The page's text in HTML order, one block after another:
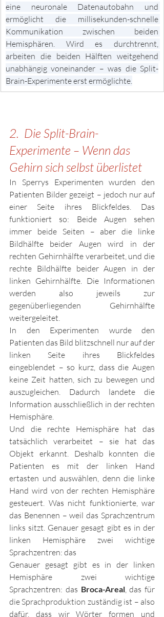
eine neuronale Datenautobahn und
ermöglicht die millisekunden-schnelle
Kommunikation zwischen beiden
Hemisphären. Wird es durchtrennt,
arbeiten die beiden Hälften weitgehend
unabhängig voneinander – was die Split-
Brain-Experimente erst ermöglichte.
2.  Die Split-Brain-
Experimente – Wenn das
Gehirn sich selbst überlistet
In Sperrys Experimenten wurden den
Patienten Bilder gezeigt – jedoch nur auf
einer Seite ihres Blickfeldes. Das
funktioniert so: Beide Augen sehen
immer beide Seiten – aber die linke
Bildhälfte beider Augen wird in der
rechten Gehirnhälfte verarbeitet, und die
rechte Bildhälfte beider Augen in der
linken Gehirnhälfte. Die Informationen
werden also jeweils zur
gegenüberliegenden Gehirnhälfte
weitergeleitet.
In den Experimenten wurde den
Patienten das Bild blitzschnell nur auf der
linken Seite ihres Blickfeldes
eingeblendet – so kurz, dass die Augen
keine Zeit hatten, sich zu bewegen und
auszugleichen. Dadurch landete die
Information ausschließlich in der rechten
Hemisphäre.
Und die rechte Hemisphäre hat das
tatsächlich verarbeitet – sie hat das
Objekt erkannt. Deshalb konnten die
Patienten es mit der linken Hand
ertasten und auswählen, denn die linke
Hand wird von der rechten Hemisphäre
gesteuert. Was nicht funktionierte, war
das Benennen – weil das Sprachzentrum
links sitzt. Genauer gesagt gibt es in der
linken Hemisphäre zwei wichtige
Sprachzentren: das
Genauer gesagt gibt es in der linken
Hemisphäre zwei wichtige
Sprachzentren: das Broca-Areal, das für
die Sprachproduktion zuständig ist – also
dafür, dass wir Wörter formen und